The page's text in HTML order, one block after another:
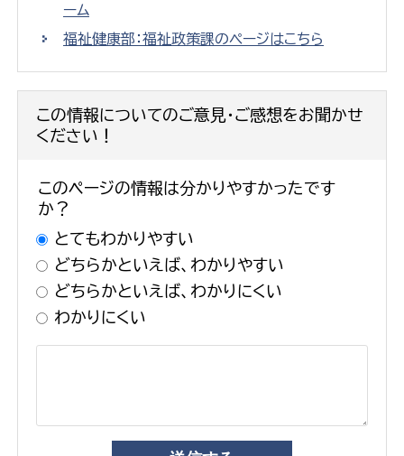
ーム
福祉健康部：福祉政策課のページはこちら
この情報についてのご意見・ご感想をお聞かせ
ください！
このページの情報は分かりやすかったです
か？
とてもわかりやすい
どちらかといえば、わかりやすい
どちらかといえば、わかりにくい
わかりにくい